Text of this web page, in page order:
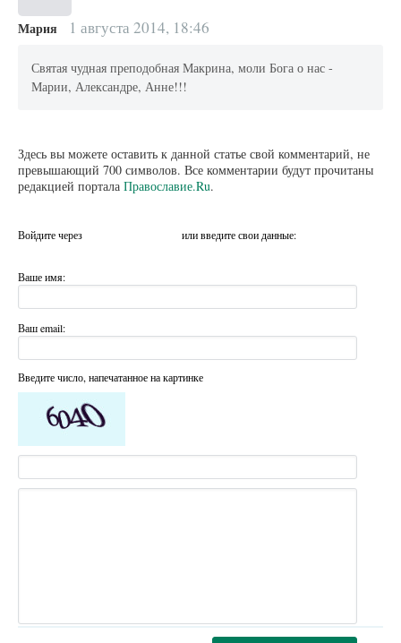
Мария 1 августа 2014, 18:46
Святая чудная преподобная Макрина, моли Бога о нас -
Марии, Александре, Анне!!!
Здесь вы можете оставить к данной статье свой комментарий, не
превышающий 700 символов. Все комментарии будут прочитаны
редакцией портала Православие.Ru.
Войдите через или введите свои данные:
Ваше имя:
Ваш email:
Введите число, напечатанное на картинке